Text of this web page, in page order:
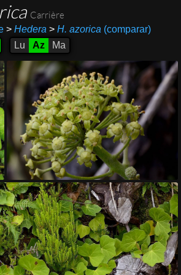
Carrière
> Hedera > H. azorica (comparar)
Lu Az Ma